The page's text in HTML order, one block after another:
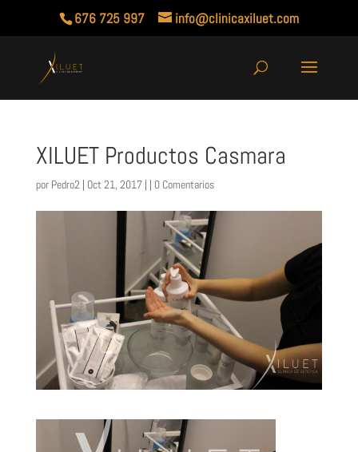
676 725 997 info@clinicaxiluet.com
XILUET Productos Casmara
por Pedro2 | Oct 21, 2017 | | 0 Comentarios